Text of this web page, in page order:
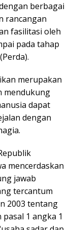
berbagai
rancangan
fasilitasi oleh
pada tahap
merupakan
mendukung
dapat
dengan
mencerdaskan
jawab
tercantum
2003 tentang
1 angka 1